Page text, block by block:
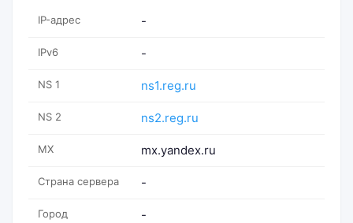
IP-адрес -
IPv6 -
NS 1 ns1.reg.ru
NS 2 ns2.reg.ru
MX mx.yandex.ru
Страна сервера -
Город -